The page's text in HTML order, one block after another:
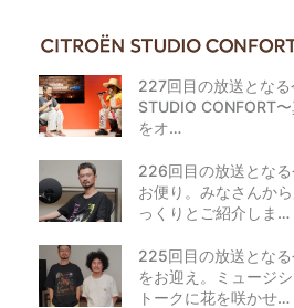
227回目の放送とな
STUDIO CONFORT
をオ…
226回目の放送とな
お便り。みなさんか
っくりとご紹介しま…
225回目の放送とな
をお迎え。ミュージ
トークに花を咲かせ…